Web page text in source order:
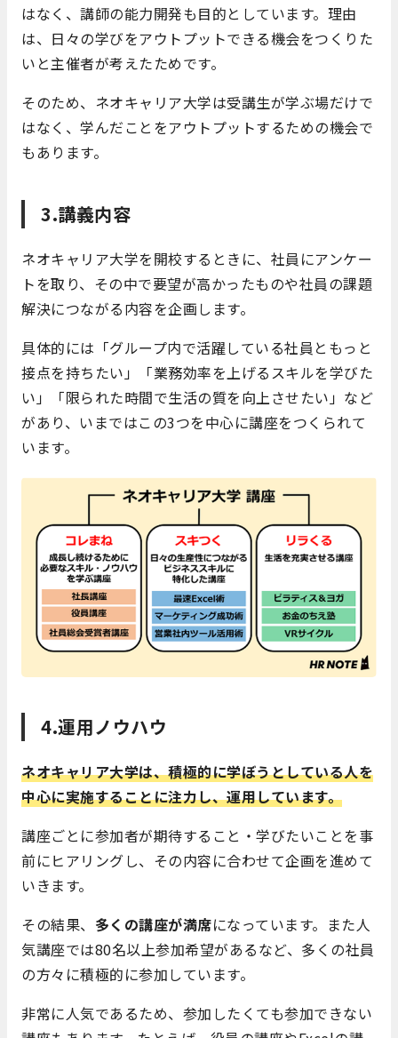
はなく、講師の能力開発も目的としています。理由
は、日々の学びをアウトプットできる機会をつくりた
いと主催者が考えたためです。
そのため、ネオキャリア大学は受講生が学ぶ場だけで
はなく、学んだことをアウトプットするための機会で
もあります。
3.講義内容
ネオキャリア大学を開校するときに、社員にアンケー
トを取り、その中で要望が高かったものや社員の課題
解決につながる内容を企画します。
具体的には「グループ内で活躍している社員ともっと
接点を持ちたい」「業務効率を上げるスキルを学びた
い」「限られた時間で生活の質を向上させたい」など
があり、いまではこの3つを中心に講座をつくられて
います。
4.運用ノウハウ
ネオキャリア大学は、積極的に学ぼうとしている人を
中心に実施することに注力し、運用しています。
講座ごとに参加者が期待すること・学びたいことを事
前にヒアリングし、その内容に合わせて企画を進めて
いきます。
その結果、 多くの講座が満席になっています。また人
気講座では80名以上参加希望があるなど、多くの社員
の方々に積極的に参加しています。
非常に人気であるため、参加したくても参加できない